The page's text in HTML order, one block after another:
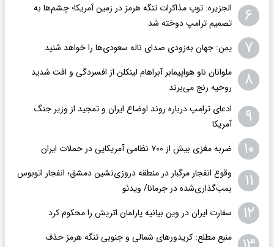
۶
الجزیره: توپ مذاکرات تنگه هرمز در زمین آمریکا؛ چشم‌ها به
تصمیم ترامپ دوخته شد
۷ یمن: جهان به‌زودی صدای ناله سعودی‌ها را خواهد شنید
۸
ملوانان ناو هواپیمابر آبراهام لینکلن از افسردگی و افت شدید
روحیه رنج می‌برند
۹
ادعای ترامپ درباره روند اوضاع ایران و تمجید از وزیر جنگ
آمریکا
۱۰ ضربه مغزی بیش از ۷۰۰ نظامی آمریکایی در حملات ایران
۱۱
وقوع انفجار مرگبار در منطقه دروزی‌نشین دمشق؛ انفجار اتوبوس
بمب‌گذاری‌شده در جرمانا/ ویدئو
۱۲ سفارت ایران در وین بیانیه پارلمان اتریش را محکوم کرد
منبع مطلع: کریدورهای شمالی و جنوبی تنگه هرمز حذف